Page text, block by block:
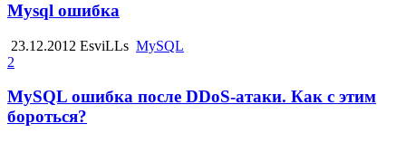
Mysql ошибка
23.12.2012 EsviLLs MySQL
2
MySQL ошибка после DDoS-атаки. Как с этим
бороться?